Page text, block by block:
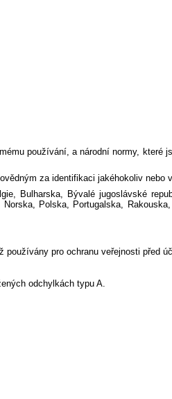
používání, a národní normy, které
za identifikaci jakéhokoliv nebo
Bulharska, Bývalé jugoslávské
Polska, Portugalska,
pro ochranu veřejnosti před
odchylkách typu A.